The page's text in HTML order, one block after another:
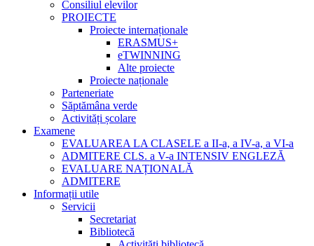
Consiliul elevilor
PROIECTE
Proiecte internaționale
ERASMUS+
eTWINNING
Alte proiecte
Proiecte naționale
Parteneriate
Săptămâna verde
Activități școlare
Examene
EVALUAREA LA CLASELE a II-a, a IV-a, a VI-a
ADMITERE CLS. a V-a INTENSIV ENGLEZĂ
EVALUARE NAȚIONALĂ
ADMITERE
Informații utile
Servicii
Secretariat
Bibliotecă